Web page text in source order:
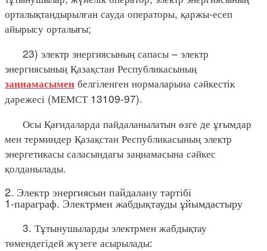
орталықтандырылған сауда операторы, қаржы-есеп
айырысу орталығы;
23) электр энергиясының сапасы – электр
энергиясының Қазақстан Республикасының
заңнамасымен белгіленген нормаларына сәйкестік
дәрежесі (МЕМСТ 13109-97).
Осы Қағидаларда пайдаланылатын өзге де ұғымдар
мен терминдер Қазақстан Республикасының электр
энергетикасы саласындағы заңнамасына сәйкес
қолданылады.
2. Электр энергиясын пайдалану тәртібі
1-параграф. Электрмен жабдықтауды ұйымдастыру
3. Тұтынушыларды электрмен жабдықтау
төмендегідей жүзеге асырылады: